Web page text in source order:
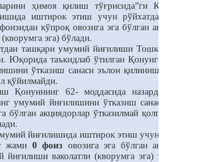
ҳимоя қилиш тўғрисида”ги Қонунининг
иштирок этиш учун рўйхатдан ўтказиш
кўпроқ овозига эга бўлган акциядорлар
эга) бўлади.
ташқари умумий йиғилиши Тошкент шаҳри,
Юқорида таъкидлаб ўтилган Қонунга мувофиқ,
ўтказиш санаси эълон қилинишини, бунда
қўйилмайди.
Қонуннинг 62- моддасида назарда тутилган
умумий йиғилишини ўтказиш санаси йигирма
акциядорлар ўтказилмай қолган умумий
йиғилишида иштирок этиш учун рўйхатдан
жами 0 фоиз овозига эга бўлган акциядорлар
ваколатли (кворумга эга) эмаслигини